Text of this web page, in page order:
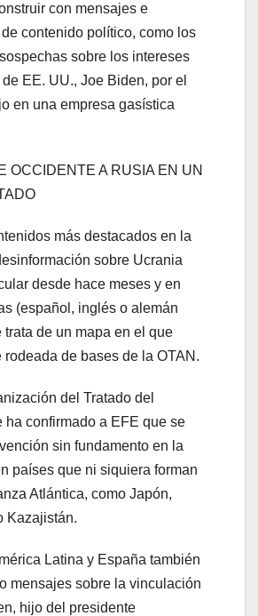
con mensajes e
contenido político, como los
sobre los intereses
EE. UU., Joe Biden, por el
en una empresa gasística
OCCIDENTE A RUSIA EN UN
más destacados en la
sobre Ucrania
desde hace meses y en
(español, inglés o alemán
trata de un mapa en el que
rodeada de bases de la OTAN.
del Tratado del
ha confirmado a EFE que se
sin fundamento en la
países que ni siquiera forman
Atlántica, como Japón,
Kazajistán.
Latina y España también
mensajes sobre la vinculación
hijo del presidente